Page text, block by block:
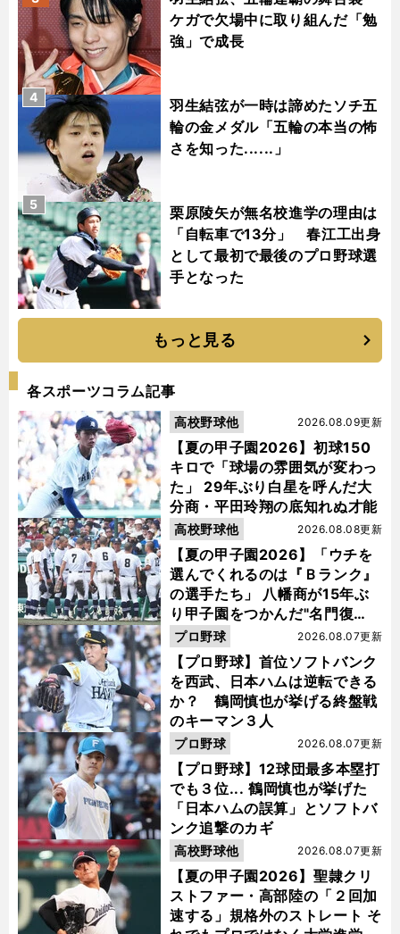
ケガで欠場中に取り組んだ「勉
強」で成長
羽生結弦が一時は諦めたソチ五
輪の金メダル「五輪の本当の怖
さを知った......」
4
栗原陵矢が無名校進学の理由は
「自転車で13分」 春江工出身
として最初で最後のプロ野球選
手となった
5
もっと見る
各スポーツコラム記事
【夏の甲子園2026】初球150
キロで「球場の雰囲気が変わっ
た」 29年ぶり白星を呼んだ大
分商・平田玲翔の底知れぬ才能
2026.08.09更新
高校野球他
【夏の甲子園2026】「ウチを
選んでくれるのは『Ｂランク』
の選手たち」 八幡商が15年ぶ
り甲子園をつかんだ"名門復
活"の舞台裏
2026.08.08更新
高校野球他
【プロ野球】首位ソフトバンク
を西武、日本ハムは逆転できる
か？ 鶴岡慎也が挙げる終盤戦
のキーマン３人
2026.08.07更新
プロ野球
【プロ野球】12球団最多本塁打
でも３位... 鶴岡慎也が挙げた
「日本ハムの誤算」とソフトバ
ンク追撃のカギ
2026.08.07更新
プロ野球
【夏の甲子園2026】聖隷クリ
ストファー・高部陸の「２回加
速する」規格外のストレート そ
2026.08.07更新
高校野球他